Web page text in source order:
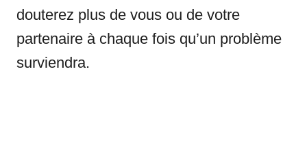
douterez plus de vous ou de votre
partenaire à chaque fois qu’un problème
surviendra.